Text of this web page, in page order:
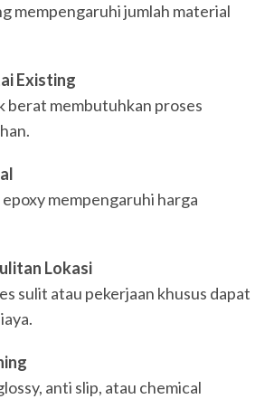
mempengaruhi jumlah material
Existing
berat membutuhkan proses
mempengaruhi harga
Lokasi
sulit atau pekerjaan khusus dapat
anti slip, atau chemical